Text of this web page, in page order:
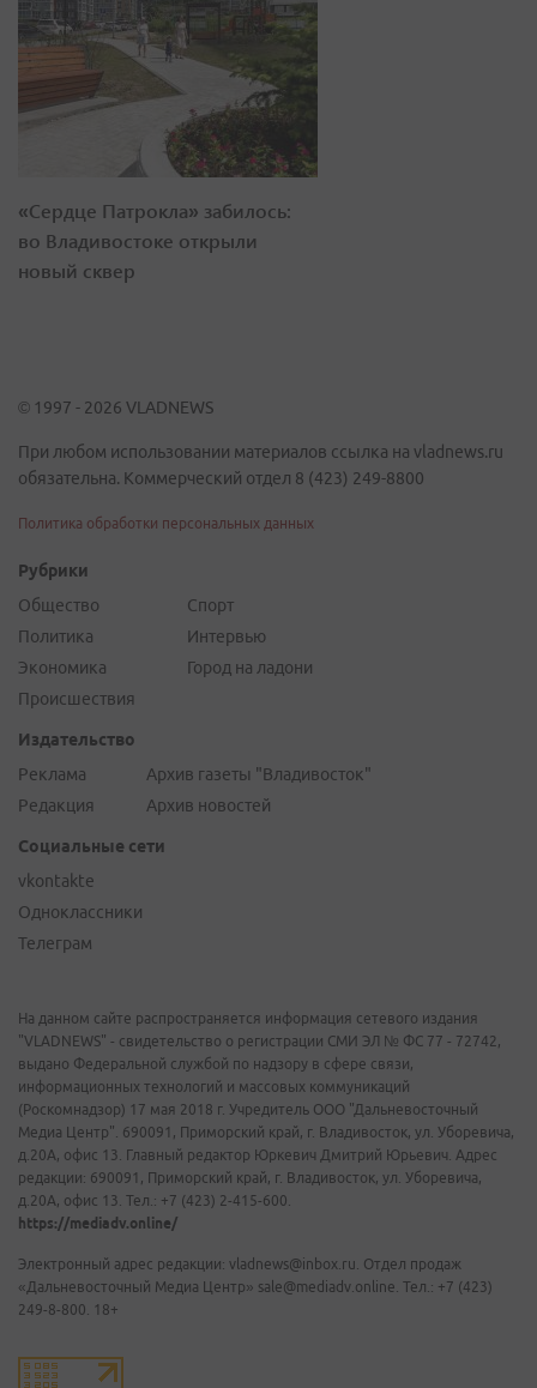
«Сердце Патрокла» забилось:
во Владивостоке открыли
новый сквер
© 1997 - 2026 VLADNEWS
При любом использовании материалов ссылка на vladnews.ru
обязательна. Коммерческий отдел 8 (423) 249-8800
Политика обработки персональных данных
Рубрики
Общество
Политика
Экономика
Происшествия
Спорт
Интервью
Город на ладони
Издательство
Реклама
Редакция
Архив газеты "Владивосток"
Архив новостей
Социальные сети
vkontakte
Одноклассники
Телеграм
На данном сайте распространяется информация сетевого издания
"VLADNEWS" - свидетельство о регистрации СМИ ЭЛ № ФС 77 - 72742,
выдано Федеральной службой по надзору в сфере связи,
информационных технологий и массовых коммуникаций
(Роскомнадзор) 17 мая 2018 г. Учредитель ООО "Дальневосточный
Медиа Центр". 690091, Приморский край, г. Владивосток, ул. Уборевича,
д.20А, офис 13. Главный редактор Юркевич Дмитрий Юрьевич. Адрес
редакции: 690091, Приморский край, г. Владивосток, ул. Уборевича,
д.20А, офис 13. Тел.: +7 (423) 2-415-600.
https://mediadv.online/
Электронный адрес редакции: vladnews@inbox.ru. Отдел продаж
«Дальневосточный Медиа Центр» sale@mediadv.online. Тел.: +7 (423)
249-8-800. 18+